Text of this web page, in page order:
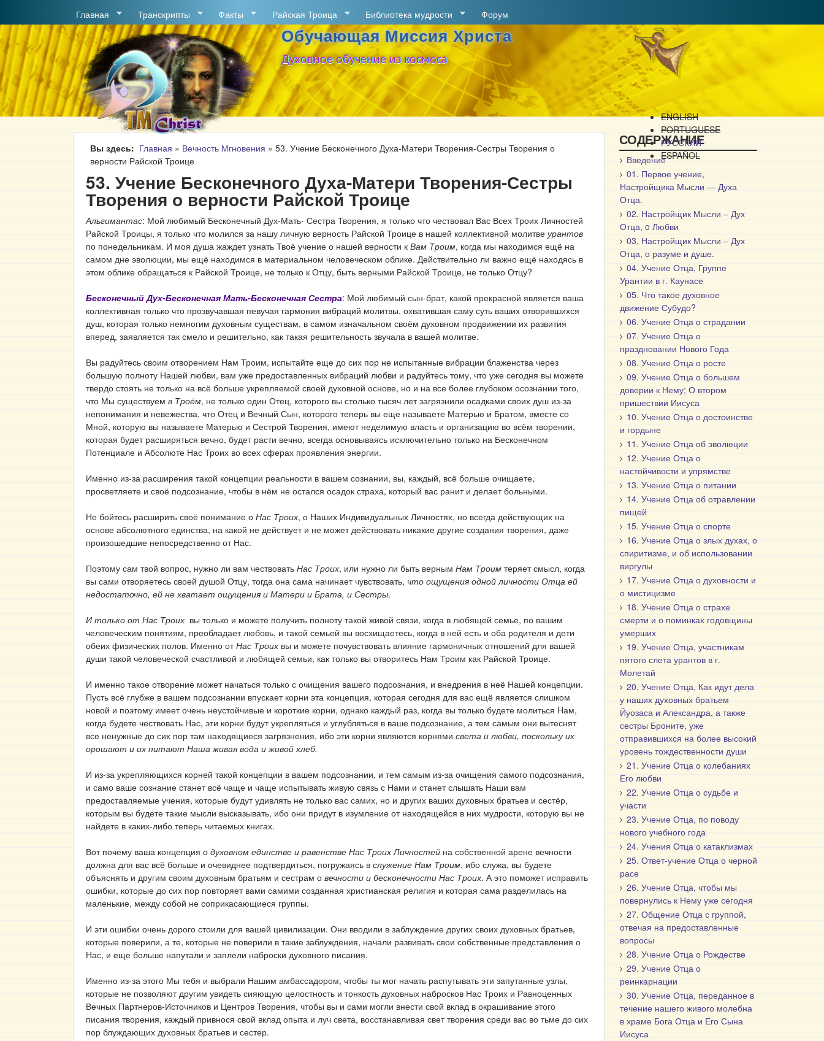
Перейти к основному
содержанию
MAIN MENU
Главная Транскрипты Факты Райская Троица Библиотека мудрости Форум
Обучающая Миссия Христа
Духовное обучение из космоса
ENGLISH
PORTUGUESE
РУССКИЙ
ESPAÑOL
Вы здесь Главная » Вечность Мгновения » 53. Учение Бесконечного Духа-Матери Творения-Сестры Творения о
верности Райской Троице
53. Учение Бесконечного Духа-Матери Творения-Сестры
Творения о верности Райской Троице
Альгимантас: Мой любимый Бесконечный Дух-Мать- Сестра Творения, я только что чествовал Вас Всех Троих Личностей
Райской Троицы, я только что молился за нашу личную верность Райской Троице в нашей коллективной молитве урантов
по понедельникам. И моя душа жаждет узнать Твоё учение о нашей верности к Вам Троим, когда мы находимся ещё на
самом дне эволюции, мы ещё находимся в материальном человеческом облике. Действительно ли важно ещё находясь в
этом облике обращаться к Райской Троице, не только к Отцу, быть верными Райской Троице, не только Отцу?
Бесконечный Дух-Бесконечная Мать-Бесконечная Сестра: Мой любимый сын-брат, какой прекрасной является ваша
коллективная только что прозвучавшая певучая гармония вибраций молитвы, охватившая саму суть ваших отворившихся
душ, которая только немногим духовным существам, в самом изначальном своём духовном продвижении их развития
вперед, заявляется так смело и решительно, как такая решительность звучала в вашей молитве.
Вы радуйтесь своим отворением Нам Троим, испытайте еще до сих пор не испытанные вибрации блаженства через
большую полноту Нашей любви, вам уже предоставленных вибраций любви и радуйтесь тому, что уже сегодня вы можете
твердо стоять не только на всё больше укрепляемой своей духовной основе, но и на все более глубоком осознании того,
что Мы существуем в Троём, не только один Отец, которого вы столько тысяч лет загрязнили осадками своих душ из-за
непонимания и невежества, что Отец и Вечный Сын, которого теперь вы еще называете Матерью и Братом, вместе со
Мной, которую вы называете Матерью и Сестрой Творения, имеют неделимую власть и организацию во всём творении,
которая будет расширяться вечно, будет расти вечно, всегда основываясь исключительно только на Бесконечном
Потенциале и Абсолюте Нас Троих во всех сферах проявления энергии.
Именно из-за расширения такой концепции реальности в вашем сознании, вы, каждый, всё больше очищаете,
просветляете и своё подсознание, чтобы в нём не остался осадок страха, который вас ранит и делает больными.
Не бойтесь расширить своё понимание о Нас Троих, о Наших Индивидуальных Личностях, но всегда действующих на
основе абсолютного единства, на какой не действует и не может действовать никакие другие создания творения, даже
произошедшие непосредственно от Нас.
Поэтому сам твой вопрос, нужно ли вам чествовать Нас Троих, или нужно ли быть верным Нам Троим теряет смысл, когда
вы сами отворяетесь своей душой Отцу, тогда она сама начинает чувствовать, что ощущения одной личности Отца ей
недостаточно, ей не хватает ощущения и Матери и Брата, и Сестры.
И только от Нас Троих вы только и можете получить полноту такой живой связи, когда в любящей семье, по вашим
человеческим понятиям, преобладает любовь, и такой семьей вы восхищаетесь, когда в ней есть и оба родителя и дети
обеих физических полов. Именно отНас Троих вы и можете почувствовать влияние гармоничных отношений для вашей
души такой человеческой счастливой и любящей семьи, как только вы отворитесь Нам Троим как Райской Троице.
И именно такое отворение может начаться только с очищения вашего подсознания, и внедрения в неё Нашей концепции.
Пусть всё глубже в вашем подсознании впускает корни эта концепция, которая сегодня для вас ещё является слишком
новой и поэтому имеет очень неустойчивые и короткие корни, однако каждый раз, когда вы только будете молиться Нам,
когда будете чествовать Нас, эти корни будут укрепляться и углубляться в ваше подсознание, а тем самым они вытеснят
все ненужные до сих пор там находящиеся загрязнения, ибо эти корни являются корнями света и любви, поскольку их
орошают и их питают Наша живая вода и живой хлеб.
И из-за укрепляющихся корней такой концепции в вашем подсознании, и тем самым из-за очищения самого подсознания,
и само ваше сознание станет всё чаще и чаще испытывать живую связь с Нами и станет слышать Наши вам
предоставляемые учения, которые будут удивлять не только вас самих, но и других ваших духовных братьев и сестёр,
которым вы будете такие мысли высказывать, ибо они придут в изумление от находящейся в них мудрости, которую вы не
найдете в каких-либо теперь читаемых книгах.
Вот почему ваша концепция о духовном единстве и равенстве Нас Троих Личностей на собственной арене вечности
должна для вас всё больше и очевиднее подтвердиться, погружаясь в служение Нам Троим, ибо служа, вы будете
объяснять и другим своим духовным братьям и сестрам о вечности и бесконечности Нас Троих. А это поможет исправить
ошибки, которые до сих пор повторяет вами самими созданная христианская религия и которая сама разделилась на
маленькие, между собой не соприкасающиеся группы.
И эти ошибки очень дорого стоили для вашей цивилизации. Они вводили в заблуждение других своих духовных братьев,
которые поверили, а те, которые не поверили в такие заблуждения, начали развивать свои собственные представления о
Нас, и еще больше напутали и заплели наброски духовного писания.
Именно из-за этого Мы тебя и выбрали Нашим амбассадором, чтобы ты мог начать распутывать эти запутанные узлы,
которые не позволяют другим увидеть сияющую целостность и тонкость духовных набросков Нас Троих и Равноценных
Вечных Партнеров-Источников и Центров Творения, чтобы вы и сами могли внести свой вклад в окрашивание этого
писания творения, каждый привнося свой вклад опыта и луч света, восстанавливая свет творения среди вас во тьме до сих
пор блуждающих духовных братьев и сестер.
СОДЕРЖАНИЕ
Введение
01. Первое учение,
Настройщика Мысли — Духа
Отца.
02. Настройщик Мысли – Дух
Отца, o Любви
03. Настройщик Мысли – Дух
Отца, о разуме и душе.
04. Учение Отца, Группе
Урантии в г. Каунасе
05. Что такое духовное
движение Субудо?
06. Учение Отца о страдании
07. Учение Отца о
праздновании Нового Года
08. Учение Отца о росте
09. Учение Отца о большем
доверии к Нему; О втором
пришествии Иисуса
10. Учение Отца о достоинстве
и гордыне
11. Учение Отца об эволюции
12. Учение Отца о
настойчивости и упрямстве
13. Учение Отца о питании
14. Учение Отца об отравлении
пищей
15. Учение Отца о спорте
16. Учение Отца о злых духах, о
спиритизме, и об использовании
виргулы
17. Учение Отца о духовности и
о мистицизме
18. Учение Отца о страхе
смерти и о поминках годовщины
умерших
19. Учение Отца, участникам
пятого слета урантов в г.
Молетай
20. Учение Отца, Как идут дела
у наших духовных братьем
Йуозаса и Александра, а также
сестры Броните, уже
отправившихся на более высокий
уровень тождественности души
21. Учение Отца о колебаниях
Его любви
22. Учение Отца о судьбе и
участи
23. Учение Отца, по поводу
нового учебного года
24. Учения Отца о катаклизмах
25. Ответ-учение Отца о черной
расе
26. Учение Отца, чтобы мы
повернулись к Нему уже сегодня
27. Общение Отца с группой,
отвечая на предоставленные
вопросы
28. Учение Отца о Рождестве
29. Учение Отца о
реинкарнации
30. Учение Отца, переданное в
течение нашего живого молебна
в храме Бога Отца и Его Сына
Иисуса